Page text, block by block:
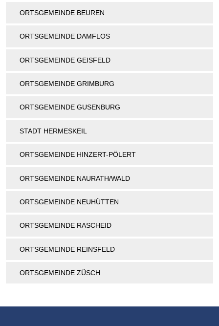
ORTSGEMEINDE BEUREN
ORTSGEMEINDE DAMFLOS
ORTSGEMEINDE GEISFELD
ORTSGEMEINDE GRIMBURG
ORTSGEMEINDE GUSENBURG
STADT HERMESKEIL
ORTSGEMEINDE HINZERT-PÖLERT
ORTSGEMEINDE NAURATH/WALD
ORTSGEMEINDE NEUHÜTTEN
ORTSGEMEINDE RASCHEID
ORTSGEMEINDE REINSFELD
ORTSGEMEINDE ZÜSCH